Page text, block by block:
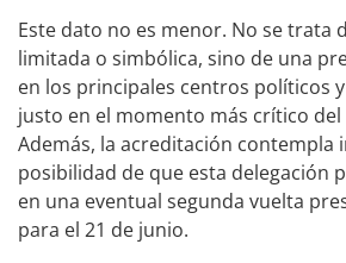
Este dato no es menor. No se trata
limitada o simbólica, sino de una
en los principales centros políticos
justo en el momento más crítico
Además, la acreditación contempla
posibilidad de que esta delegación
en una eventual segunda vuelta
para el 21 de junio.